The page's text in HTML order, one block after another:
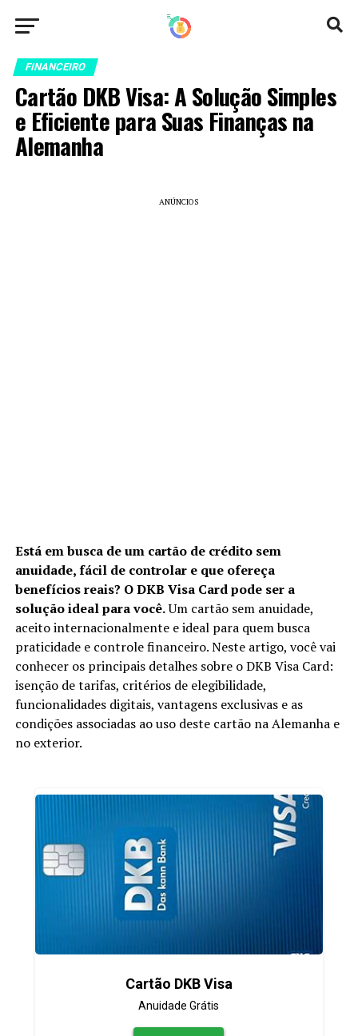
FINANCEIRO
Cartão DKB Visa: A Solução Simples
e Eficiente para Suas Finanças na
Alemanha
ANÚNCIOS
Está em busca de um cartão de crédito sem
anuidade, fácil de controlar e que ofereça
benefícios reais? O DKB Visa Card pode ser a
solução ideal para você.Um cartão sem anuidade,
aceito internacionalmente e ideal para quem busca
praticidade e controle financeiro. Neste artigo, você vai
conhecer os principais detalhes sobre o DKB Visa Card:
isenção de tarifas, critérios de elegibilidade,
funcionalidades digitais, vantagens exclusivas e as
condições associadas ao uso deste cartão na Alemanha e
no exterior.
Cartão DKB Visa
Anuidade Grátis